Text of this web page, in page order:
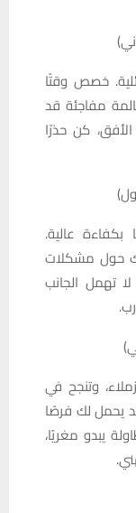
خصص وقتًا
مفاجئة قد
كن حذرًا
عالية.
حول مشكلات
تهمل الجانب
وتنجح في
يحمل لك فرصًا
يبدو مغريًا،